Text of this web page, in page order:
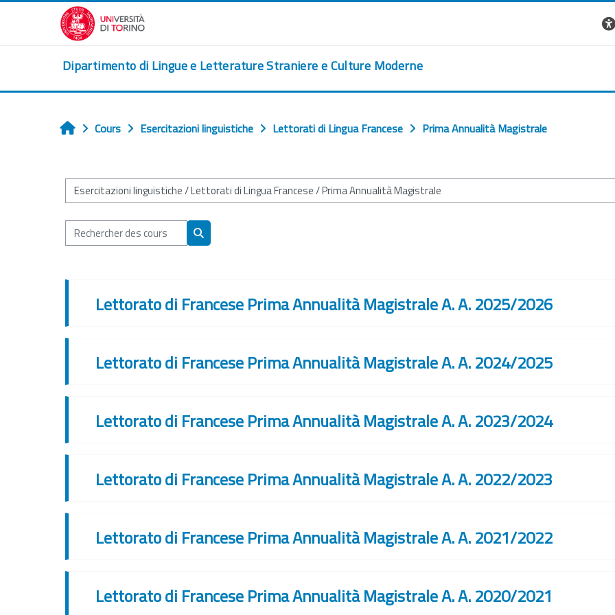
Passer au contenu principal
Dipartimento di Lingue e Letterature Straniere e Culture Moderne
Accueil
Cours Esercitazioni linguistiche Lettorati di Lingua Francese Prima Annualità Magistrale
Catégories de cours
Rechercher des cours
Rechercher des cours
Lettorato di Francese Prima Annualità Magistrale A. A. 2025/2026
Lettorato di Francese Prima Annualità Magistrale A. A. 2024/2025
Lettorato di Francese Prima Annualità Magistrale A. A. 2023/2024
Lettorato di Francese Prima Annualità Magistrale A. A. 2022/2023
Lettorato di Francese Prima Annualità Magistrale A. A. 2021/2022
Lettorato di Francese Prima Annualità Magistrale A. A. 2020/2021